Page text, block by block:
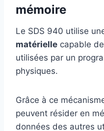
mémoire
Le SDS 940 utilise
matérielle capable
utilisées par un
physiques.
Grâce à ce
peuvent résider en
données des autres